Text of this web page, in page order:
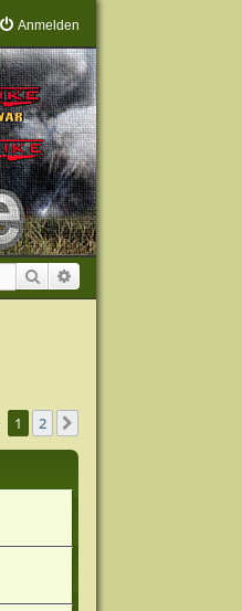
Anmelden
Suche
1 2